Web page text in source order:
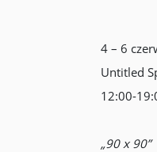
4 – 6
Untitled
12:00-
„90 x 90”